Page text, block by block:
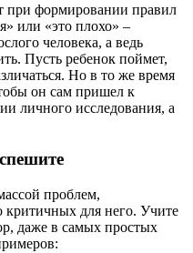
при формировании правил
или «это плохо» –
человека, а ведь
Пусть ребенок поймет,
Но в то же время
он сам пришел к
личного исследования, а
проблем,
критичных для него. Учите
даже в самых простых